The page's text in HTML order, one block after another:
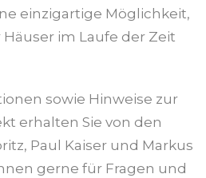
einzigartige Möglichkeit,
im Laufe der Zeit
sowie Hinweise zur
erhalten Sie von den
Paul Kaiser und Markus
gerne für Fragen und